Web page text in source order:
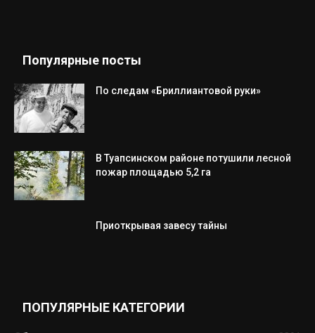
Популярные посты
По следам «Бриллиантовой руки»
В Туапсинском районе потушили лесной
пожар площадью 5,2 га
Приоткрывая завесу тайны
ПОПУЛЯРНЫЕ КАТЕГОРИИ